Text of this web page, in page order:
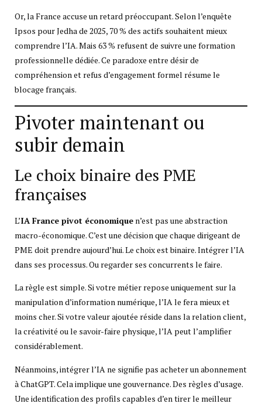
Or, la France accuse un retard préoccupant. Selon l’enquête
Ipsos pour Jedha de 2025, 70 % des actifs souhaitent mieux
comprendre l’IA. Mais 63 % refusent de suivre une formation
professionnelle dédiée. Ce paradoxe entre désir de
compréhension et refus d’engagement formel résume le
blocage français.
Pivoter maintenant ou
subir demain
Le choix binaire des PME
françaises
L’IA France pivot économique n’est pas une abstraction
macro-économique. C’est une décision que chaque dirigeant de
PME doit prendre aujourd’hui. Le choix est binaire. Intégrer l’IA
dans ses processus. Ou regarder ses concurrents le faire.
La règle est simple. Si votre métier repose uniquement sur la
manipulation d’information numérique, l’IA le fera mieux et
moins cher. Si votre valeur ajoutée réside dans la relation client,
la créativité ou le savoir-faire physique, l’IA peut l’amplifier
considérablement.
Néanmoins, intégrer l’IA ne signifie pas acheter un abonnement
à ChatGPT. Cela implique une gouvernance. Des règles d’usage.
Une identification des profils capables d’en tirer le meilleur